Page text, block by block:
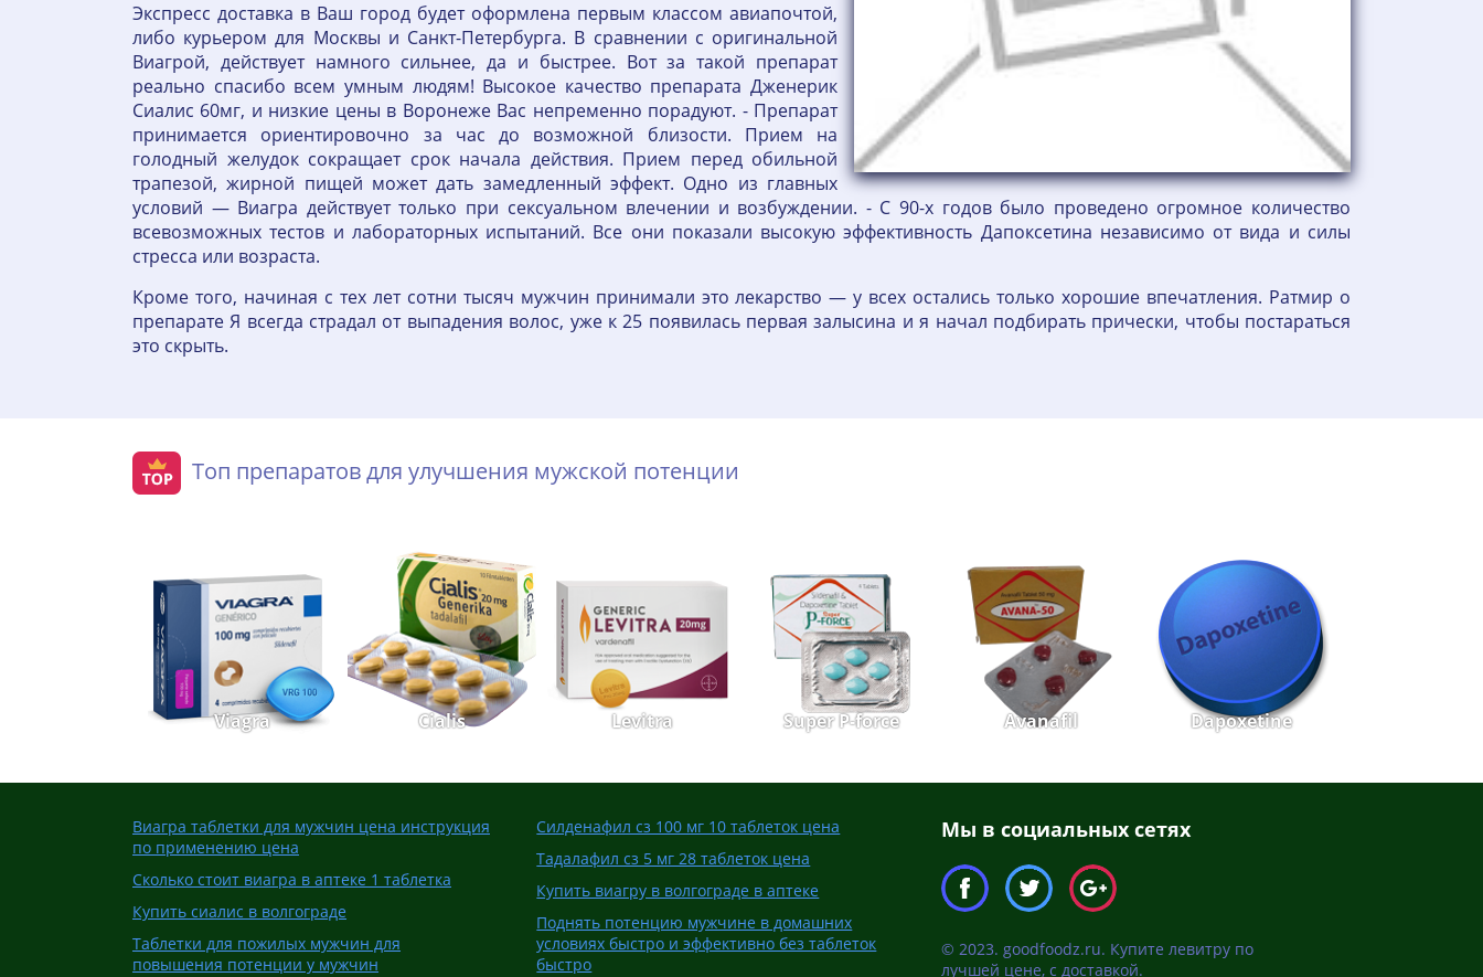
Экспресс доставка в Ваш город будет оформлена первым классом авиапочтой,
либо курьером для Москвы и Санкт-Петербурга. В сравнении с оригинальной
Виагрой, действует намного сильнее, да и быстрее. Вот за такой препарат
реально спасибо всем умным людям! Высокое качество препарата Дженерик
Сиалис 60мг, и низкие цены в Воронеже Вас непременно порадуют. - Препарат
принимается ориентировочно за час до возможной близости. Прием на
голодный желудок сокращает срок начала действия. Прием перед обильной
трапезой, жирной пищей может дать замедленный эффект. Одно из главных
условий — Виагра действует только при сексуальном влечении и возбуждении. - С 90-х годов было проведено огромное количество
всевозможных тестов и лабораторных испытаний. Все они показали высокую эффективность Дапоксетина независимо от вида и силы
стресса или возраста.
Кроме того, начиная с тех лет сотни тысяч мужчин принимали это лекарство — у всех остались только хорошие впечатления. Ратмир о
препарате Я всегда страдал от выпадения волос, уже к 25 появилась первая залысина и я начал подбирать прически, чтобы постараться
это скрыть.
Топ препаратов для улучшения мужской потенции
Viagra Cialis Levitra Super P-force Avanafil Dapoxetine
Виагра таблетки для мужчин цена инструкция
по применению цена
Сколько стоит виагра в аптеке 1 таблетка
Купить сиалис в волгограде
Таблетки для пожилых мужчин для
повышения потенции у мужчин
Силденафил сз 100 мг 10 таблеток цена
Тадалафил сз 5 мг 28 таблеток цена
Купить виагру в волгограде в аптеке
Поднять потенцию мужчине в домашних
условиях быстро и эффективно без таблеток
быстро
Мы в социальных сетях
© 2023. goodfoodz.ru. Купите левитру по
лучшей цене, с доставкой.